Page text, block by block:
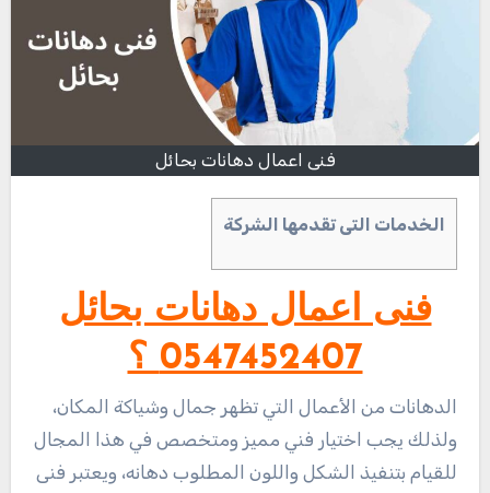
فنى اعمال دهانات بحائل
الخدمات التى تقدمها الشركة
فنى اعمال دهانات بحائل
0547452407 ؟
ولذلك يجب اختيار فني مميز ومتخصص في هذا المجال
للقيام بتنفيذ الشكل واللون المطلوب دهانه، ويعتبر فنى